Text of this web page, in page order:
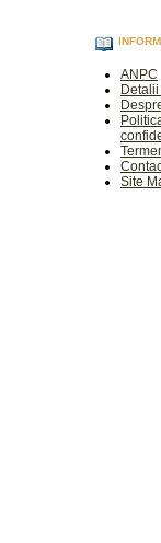
ANPC
Site